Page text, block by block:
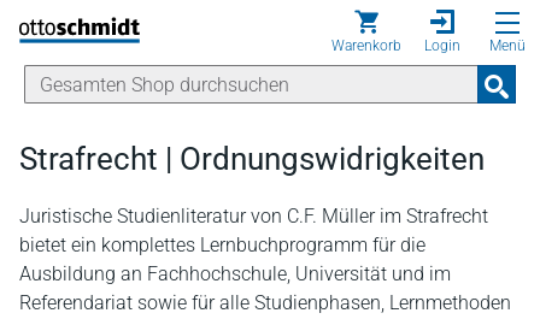
Direkt zum Inhalt
Warenkorb Login Menü
Strafrecht | Ordnungswidrigkeiten
Juristische Studienliteratur von C.F. Müller im Strafrecht
bietet ein komplettes Lernbuchprogramm für die
Ausbildung an Fachhochschule, Universität und im
Referendariat sowie für alle Studienphasen, Lernmethoden